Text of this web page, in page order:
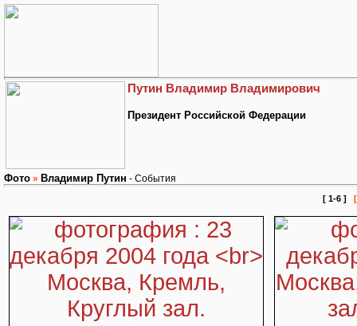
Путин Владимир Владимирович
Президент Российской Федерации
Фото » Владимир Путин - События
[ 1-6 ]